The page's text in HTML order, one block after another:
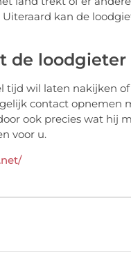
kan de
de loodgieter
tijd wil laten nakijken
contact opnemen
ook precies wat hij
voor u.